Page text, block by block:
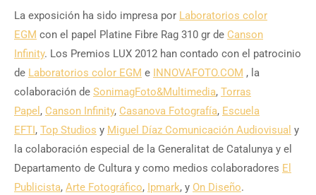
La exposición ha sido impresa por Laboratorios color
EGM con el papel Platine Fibre Rag 310 gr de Canson
Infinity. Los Premios LUX 2012 han contado con el patrocinio
de Laboratorios color EGM e INNOVAFOTO.COM , la
colaboración de SonimagFoto&Multimedia, Torras
Papel , Canson Infinity, Casanova Fotografía, Escuela
EFTI , Top Studios y Miguel Díaz Comunicación Audiovisual y
la colaboración especial de la Generalitat de Catalunya y el
Departamento de Cultura y como medios colaboradores El
Publicista, Arte Fotográfico, Ipmark, y On Diseño.